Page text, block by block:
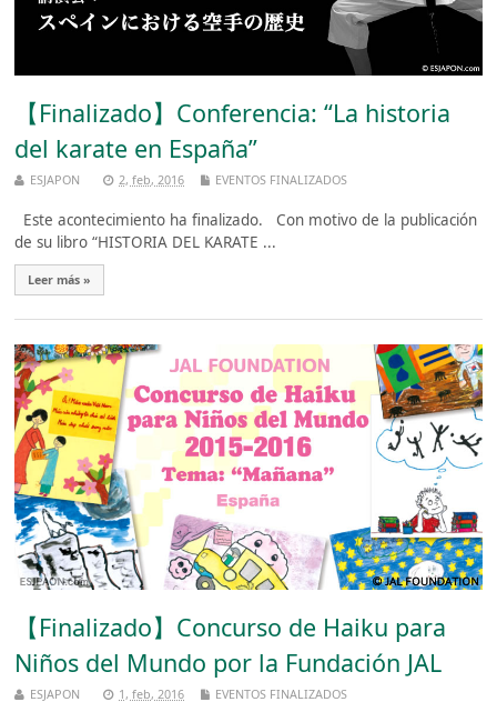
【Finalizado】Conferencia: “La historia
del karate en España”
ESJAPON 2, feb, 2016 EVENTOS FINALIZADOS
Este acontecimiento ha finalizado. Con motivo de la publicación
de su libro “HISTORIA DEL KARATE ...
Leer más »
【Finalizado】Concurso de Haiku para
Niños del Mundo por la Fundación JAL
ESJAPON 1, feb, 2016 EVENTOS FINALIZADOS